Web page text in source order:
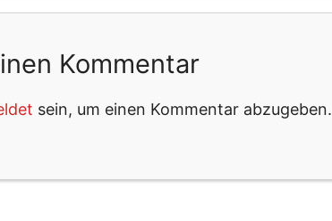
Kommentar
sein, um einen Kommentar abzugeben.